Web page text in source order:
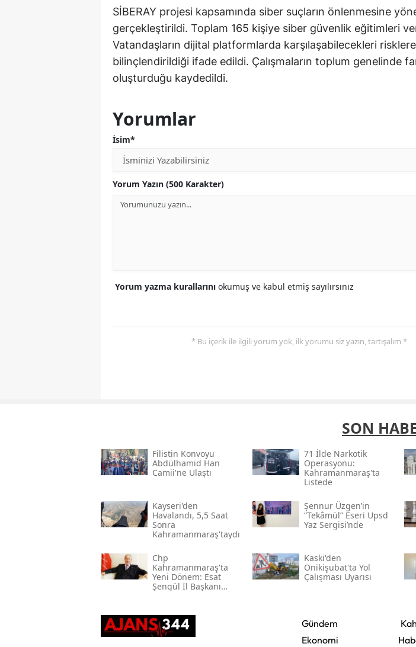
SİBERAY projesi kapsamında siber suçların önlenmesine
gerçekleştirildi. Toplam 165 kişiye siber güvenlik eğitimleri
Vatandaşların dijital platformlarda karşılaşabilecekleri risklere
bilinçlendirildiği ifade edildi. Çalışmaların toplum genelinde
oluşturduğu kaydedildi.
Yorumlar
İsim*
Yorum Yazın (500 Karakter)
Yorum yazma kurallarını okumuş ve kabul etmiş sayılırsınız
* Bu içerik ile ilgili yorum yok, ilk yorumu siz yazın, tartışalım *
SON
Filistin Konvoyu
Abdülhamid Han
Camii'ne Ulaştı
71 İlde Narkotik
Operasyonu:
Kahramanmaraş'ta
Listede
Kayseri'den
Havalandı, 5,5 Saat
Sonra
Kahramanmaraş'taydı
Şennur Üzgen’in
“tekâmül” Eseri Upsd
Yaz Sergisi’nde
Chp
Kahramanmaraş'ta
Yeni Dönem: Esat
Şengül İl Başkanı
Kaski̇'den
Onikişubat'ta Yol
Çalışması Uyarısı
Gündem
Ekonomi